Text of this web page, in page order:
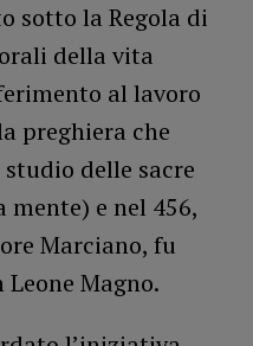
sotto la Regola di
della vita
al lavoro
preghiera che
delle sacre
e nel 456,
Marciano, fu
Magno.